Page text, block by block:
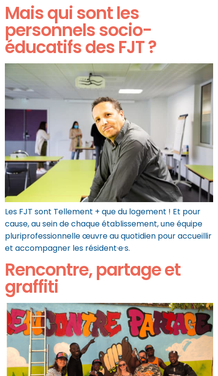
Mais qui sont les
personnels socio-
éducatifs des FJT ?
Les FJT sont Tellement + que du logement ! Et pour
cause, au sein de chaque établissement, une équipe
pluriprofessionnelle œuvre au quotidien pour accueillir
et accompagner les résident·e·s.
Rencontre, partage et
graffiti